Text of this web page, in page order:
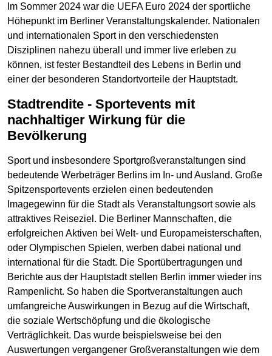
Im Sommer 2024 war die UEFA Euro 2024 der sportliche
Höhepunkt im Berliner Veranstaltungskalender. Nationalen
und internationalen Sport in den verschiedensten
Disziplinen nahezu überall und immer live erleben zu
können, ist fester Bestandteil des Lebens in Berlin und
einer der besonderen Standortvorteile der Hauptstadt.
Stadtrendite - Sportevents mit
nachhaltiger Wirkung für die
Bevölkerung
Sport und insbesondere Sportgroßveranstaltungen sind
bedeutende Werbeträger Berlins im In- und Ausland. Große
Spitzensportevents erzielen einen bedeutenden
Imagegewinn für die Stadt als Veranstaltungsort sowie als
attraktives Reiseziel. Die Berliner Mannschaften, die
erfolgreichen Aktiven bei Welt- und Europameisterschaften,
oder Olympischen Spielen, werben dabei national und
international für die Stadt. Die Sportübertragungen und
Berichte aus der Hauptstadt stellen Berlin immer wieder ins
Rampenlicht. So haben die Sportveranstaltungen auch
umfangreiche Auswirkungen in Bezug auf die Wirtschaft,
die soziale Wertschöpfung und die ökologische
Verträglichkeit. Das wurde beispielsweise bei den
Auswertungen vergangener Großveranstaltungen wie dem